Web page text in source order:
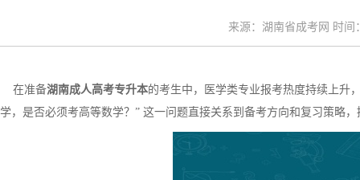
来源：湖南省成考网 时间
在准备湖南成人高考专升本的考生中，医学类专业报考热度持续上升
学，是否必须考高等数学？” 这一问题直接关系到备考方向和复习策略